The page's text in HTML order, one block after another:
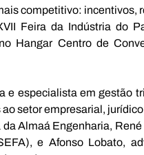
competitivo: incentivos,
Feira da Indústria do
Hangar Centro de
e especialista em gestão
setor empresarial,
Almaá Engenharia,
e Afonso Lobato,